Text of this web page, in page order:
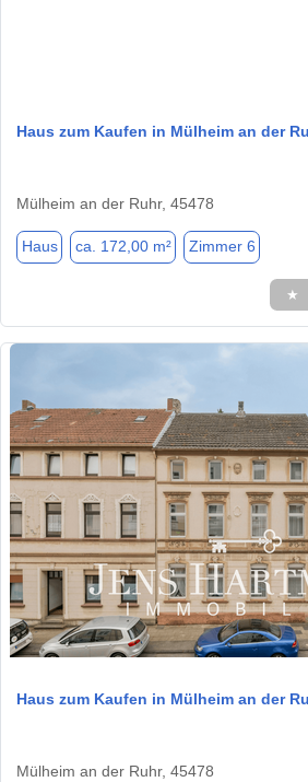
Haus zum Kaufen in Mülheim an der
Mülheim an der Ruhr, 45478
Haus ca. 172,00 m² Zimmer 6
★
Haus zum Kaufen in Mülheim an der
Mülheim an der Ruhr, 45478